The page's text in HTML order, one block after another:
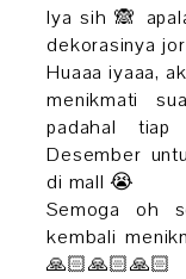
Iya sih 🙈
dekorasinya
Huaaa iyaaa,
menikmati
padahal tiap
Desember
di mall 😭
Semoga oh
kembali
🙏🏻🙏🏻🙏🏻